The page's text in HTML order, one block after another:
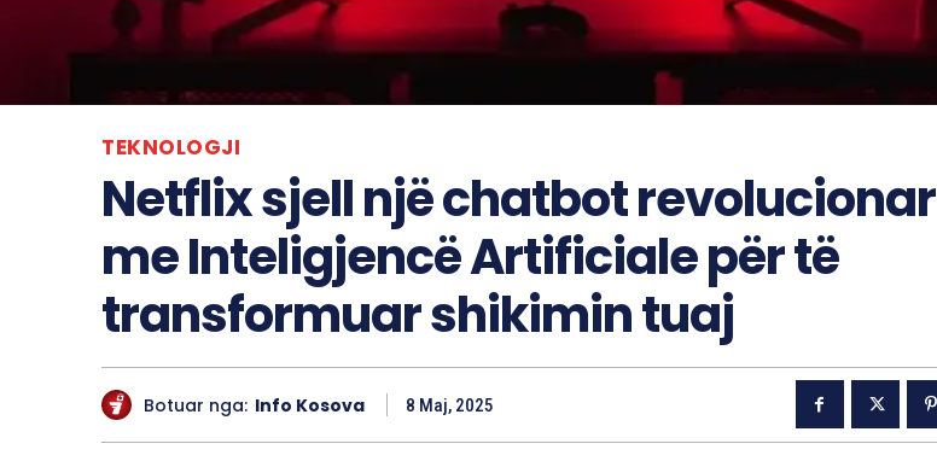
TEKNOLOGJI
Netflix sjell një chatbot revolucionar
me Inteligjencë Artificiale për të
transformuar shikimin tuaj
Botuar nga: Info Kosova 8 Maj, 2025